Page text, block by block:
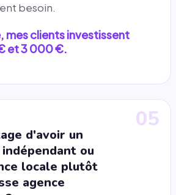
besoin.
mes clients investissent
et 3 000 €.
05
d'avoir un
ou
locale plutôt
agence